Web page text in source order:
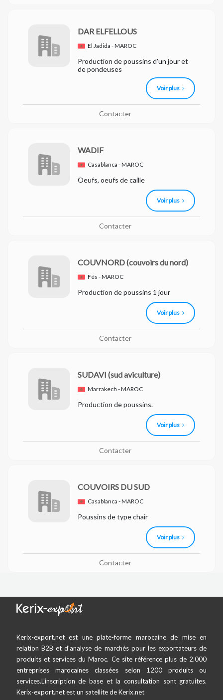
DAR ELFELLOUS
El Jadida - MAROC
Production de poussins d'un jour et
de pondeuses
Voir plus
Contacter
WADIF
Casablanca - MAROC
Oeufs, oeufs de caille
Voir plus
Contacter
COUVNORD(couvoirs du nord)
Fés - MAROC
Production de poussins 1 jour
Voir plus
Contacter
SUDAVI (sud aviculture)
Marrakech - MAROC
Production de poussins.
Voir plus
Contacter
COUVOIRS DU SUD
Casablanca - MAROC
Poussins de type chair
Voir plus
Contacter
Kerix-export.net est une plate-forme marocaine de mise en
relation B2B et d'analyse de marchés pour les exportateurs de
produits et services du Maroc. Ce site référence plus de 2.000
entreprises marocaines classées selon 1200 produits ou
services.L'inscription de base et la consultation sont gratuites.
Kerix-export.net est un satellite de Kerix.net